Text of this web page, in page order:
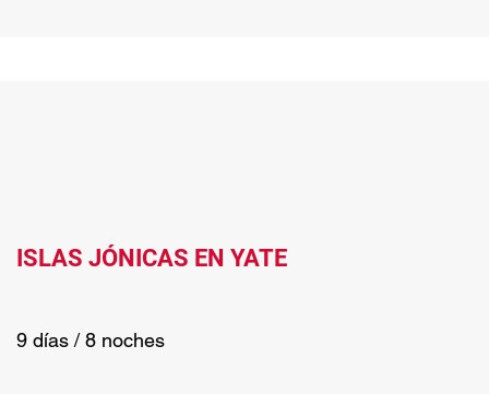
ISLAS JÓNICAS EN YATE
9 días / 8 noches